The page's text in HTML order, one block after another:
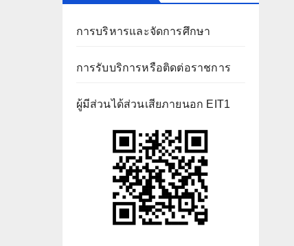
การบริหารและจัดการศึกษา
การรับบริการหรือติดต่อราชการ
ผู้มีส่วนได้ส่วนเสียภายนอก EIT1